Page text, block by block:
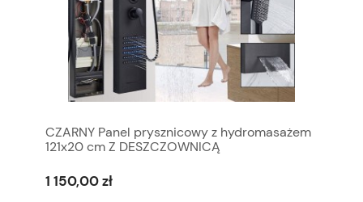
CZARNY Panel prysznicowy z hydromasażem
121x20 cm Z DESZCZOWNICĄ
1 150,00 zł